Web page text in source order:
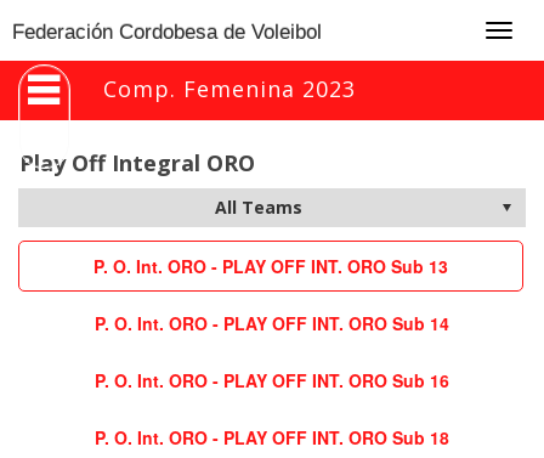
Federación Cordobesa de Voleibol
Comp. Femenina 2023
Play Off Integral ORO
P. O. Int. ORO - PLAY OFF INT. ORO Sub 13
P. O. Int. ORO - PLAY OFF INT. ORO Sub 14
P. O. Int. ORO - PLAY OFF INT. ORO Sub 16
P. O. Int. ORO - PLAY OFF INT. ORO Sub 18